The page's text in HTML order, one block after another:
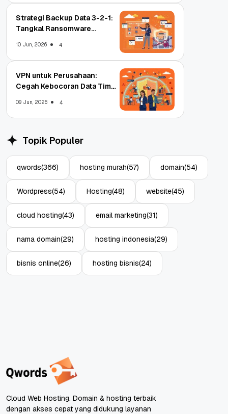
Strategi Backup Data 3-2-1:
Tangkal Ransomware
10 Jun, 2026 4
VPN untuk Perusahaan:
Cegah Kebocoran Data Tim
09 Jun, 2026 4
Topik Populer
qwords(366) hosting murah(57) domain(54)
Wordpress(54) Hosting(48) website(45)
cloud hosting(43) email marketing(31)
nama domain(29) hosting indonesia(29)
bisnis online(26) hosting bisnis(24)
Cloud Web Hosting. Domain & hosting terbaik
dengan akses cepat yang didukung layanan